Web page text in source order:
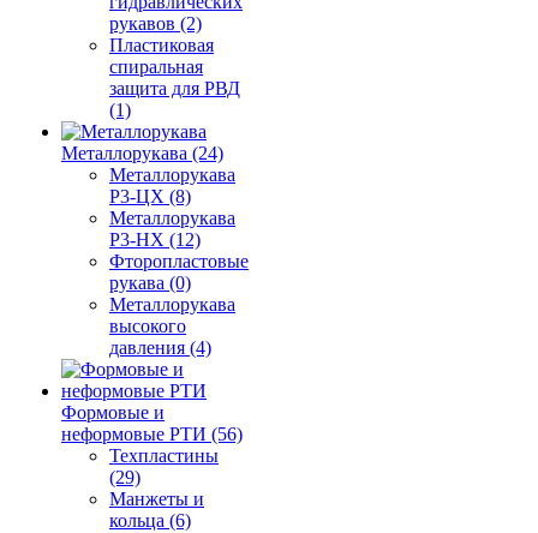
рукавов (2)
Пластиковая
спиральная
защита для РВД
(1)
Металлорукава (24)
Металлорукава
Р3-ЦХ (8)
Металлорукава
Р3-НХ (12)
Фторопластовые
рукава (0)
Металлорукава
высокого
давления (4)
Формовые и
неформовые РТИ (56)
Техпластины
(29)
Манжеты и
кольца (6)